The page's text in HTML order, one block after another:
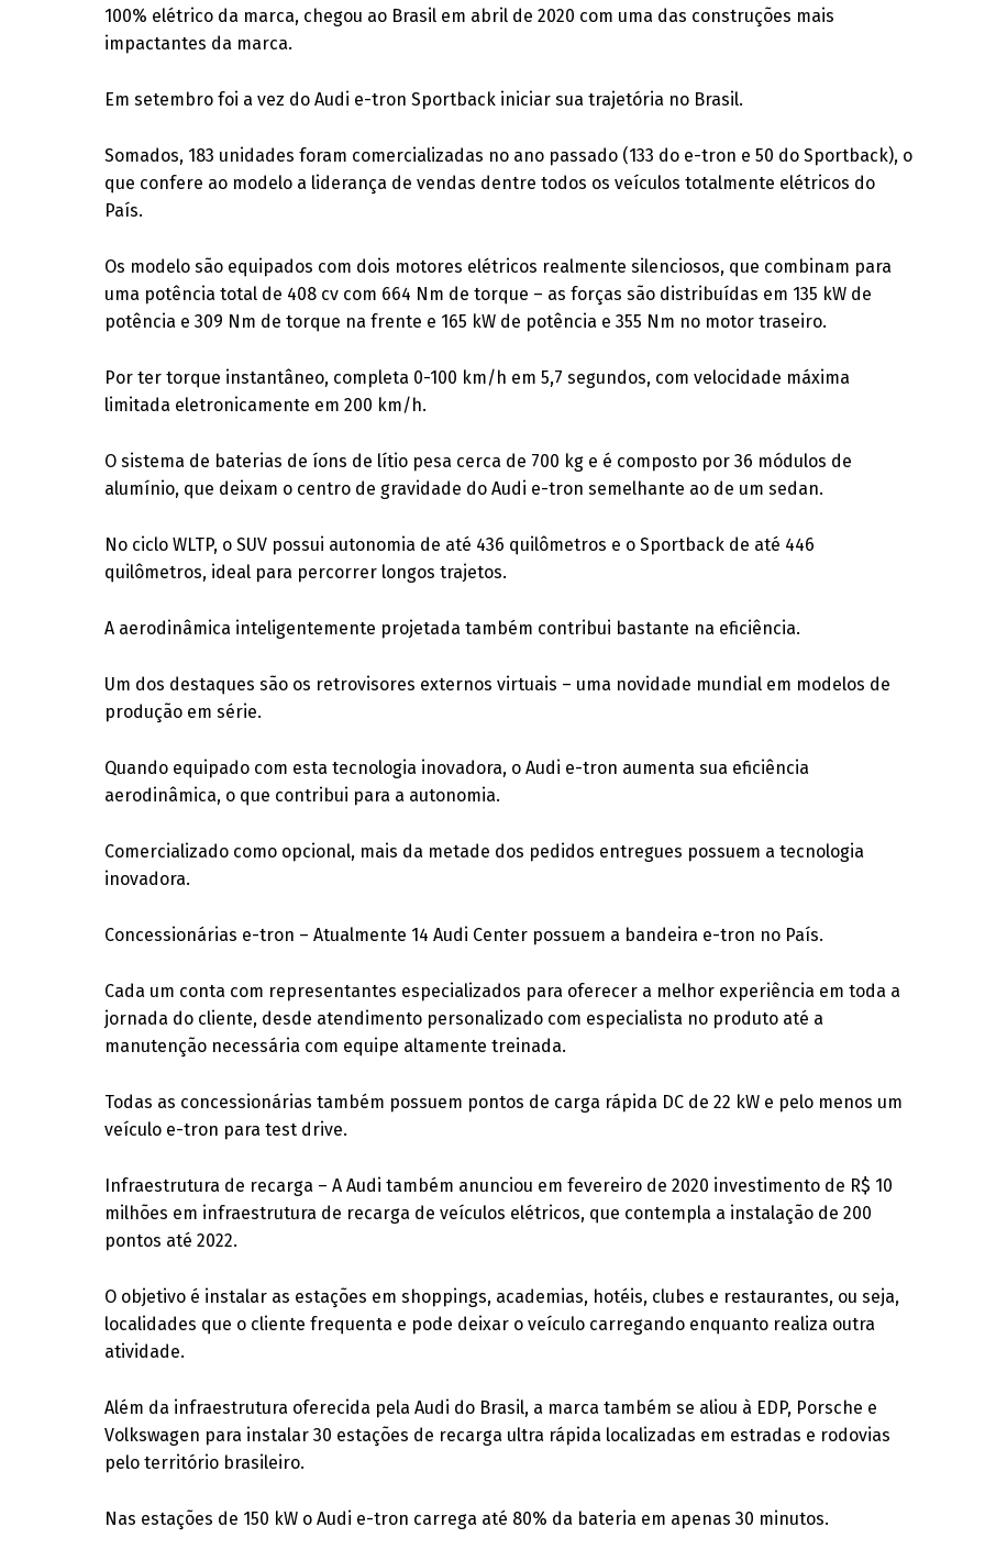
100% elétrico da marca, chegou ao Brasil em abril de 2020 com uma das construções mais
impactantes da marca.
Em setembro foi a vez do Audi e-tron Sportback iniciar sua trajetória no Brasil.
Somados, 183 unidades foram comercializadas no ano passado (133 do e-tron e 50 do Sportback), o
que confere ao modelo a liderança de vendas dentre todos os veículos totalmente elétricos do
País.
Os modelo são equipados com dois motores elétricos realmente silenciosos, que combinam para
uma potência total de 408 cv com 664 Nm de torque – as forças são distribuídas em 135 kW de
potência e 309 Nm de torque na frente e 165 kW de potência e 355 Nm no motor traseiro.
Por ter torque instantâneo, completa 0-100 km/h em 5,7 segundos, com velocidade máxima
limitada eletronicamente em 200 km/h.
O sistema de baterias de íons de lítio pesa cerca de 700 kg e é composto por 36 módulos de
alumínio, que deixam o centro de gravidade do Audi e-tron semelhante ao de um sedan.
No ciclo WLTP, o SUV possui autonomia de até 436 quilômetros e o Sportback de até 446
quilômetros, ideal para percorrer longos trajetos.
A aerodinâmica inteligentemente projetada também contribui bastante na eficiência.
Um dos destaques são os retrovisores externos virtuais – uma novidade mundial em modelos de
produção em série.
Quando equipado com esta tecnologia inovadora, o Audi e-tron aumenta sua eficiência
aerodinâmica, o que contribui para a autonomia.
Comercializado como opcional, mais da metade dos pedidos entregues possuem a tecnologia
inovadora.
Concessionárias e-tron – Atualmente 14 Audi Center possuem a bandeira e-tron no País.
Cada um conta com representantes especializados para oferecer a melhor experiência em toda a
jornada do cliente, desde atendimento personalizado com especialista no produto até a
manutenção necessária com equipe altamente treinada.
Todas as concessionárias também possuem pontos de carga rápida DC de 22 kW e pelo menos um
veículo e-tron para test drive.
Infraestrutura de recarga – A Audi também anunciou em fevereiro de 2020 investimento de R$ 10
milhões em infraestrutura de recarga de veículos elétricos, que contempla a instalação de 200
pontos até 2022.
O objetivo é instalar as estações em shoppings, academias, hotéis, clubes e restaurantes, ou seja,
localidades que o cliente frequenta e pode deixar o veículo carregando enquanto realiza outra
atividade.
Além da infraestrutura oferecida pela Audi do Brasil, a marca também se aliou à EDP, Porsche e
Volkswagen para instalar 30 estações de recarga ultra rápida localizadas em estradas e rodovias
pelo território brasileiro.
Nas estações de 150 kW o Audi e-tron carrega até 80% da bateria em apenas 30 minutos.